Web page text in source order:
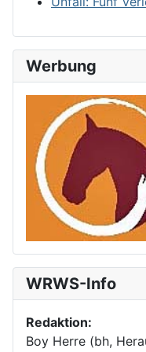
Werbung
WRWS-Info
Redaktion:
Boy Herre (bh,